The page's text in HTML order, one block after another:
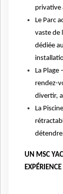
privative
Le Parc
vaste de
dédiée
La Plage
rendez-
divertir,
La
UN MSC